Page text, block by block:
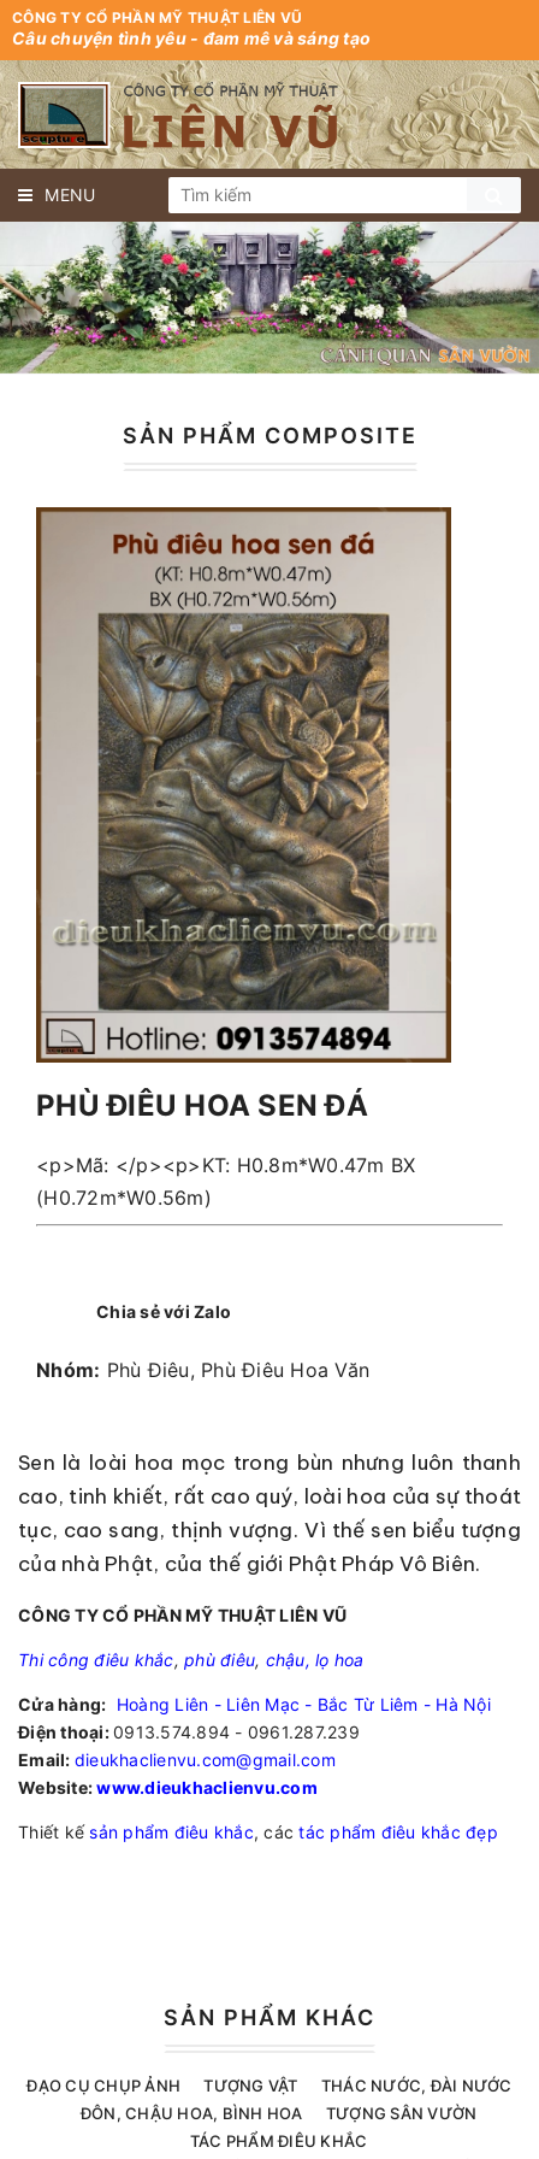
CÔNG TY CỔ PHẦN MỸ THUẬT LIÊN VŨ
Câu chuyện tình yêu - đam mê và sáng tạo
MENU
SẢN PHẨM COMPOSITE
PHÙ ĐIÊU HOA SEN ĐÁ
<p>Mã: </p><p>KT: H0.8m*W0.47m BX
(H0.72m*W0.56m)
Chia sẻ với Zalo
Nhóm: Phù Điêu, Phù Điêu Hoa Văn
Sen là loài hoa mọc trong bùn nhưng luôn thanh
cao, tinh khiết, rất cao quý, loài hoa của sự thoát
tục, cao sang, thịnh vượng. Vì thế sen biểu tượng
của nhà Phật, của thế giới Phật Pháp Vô Biên.
CÔNG TY CỔ PHẦN MỸ THUẬT LIÊN VŨ
Thi công điêu khắc, phù điêu, chậu, lọ hoa
Cửa hàng: Hoàng Liên - Liên Mạc - Bắc Từ Liêm - Hà Nội
Điện thoại:0913.574.894 - 0961.287.239
Email: dieukhaclienvu.com@gmail.com
Website:www.dieukhaclienvu.com
Thiết kếsản phẩm điêu khắc, cáctác phẩm điêu khắc đẹp
SẢN PHẨM KHÁC
ĐẠO CỤ CHỤP ẢNH TƯỢNG VẬT
THÁC NƯỚC, ĐÀI NƯỚC
ĐÔN, CHẬU HOA, BÌNH HOA
TƯỢNG SÂN VƯỜN
TÁC PHẨM ĐIÊU KHẮC